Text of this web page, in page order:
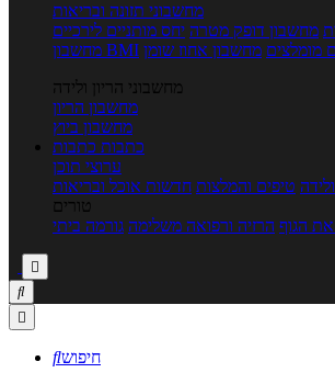
מחשבוני תזונה ובריאות
מחשבון דופק מטרה יחס מותניים לירכיים
מחשבון BMI
מומלצים מחשבון אחוז שומן
מחשבוני הריון ולידה
מחשבון הריון
מחשבון ביוץ
כתבות כתבות
ערוצי תוכן
טיפים והמלצות חדשות אוכל ובריאות
טורים
את הגוף הרזיה ורפואה משלימה גורמה ביתי



חיפוש